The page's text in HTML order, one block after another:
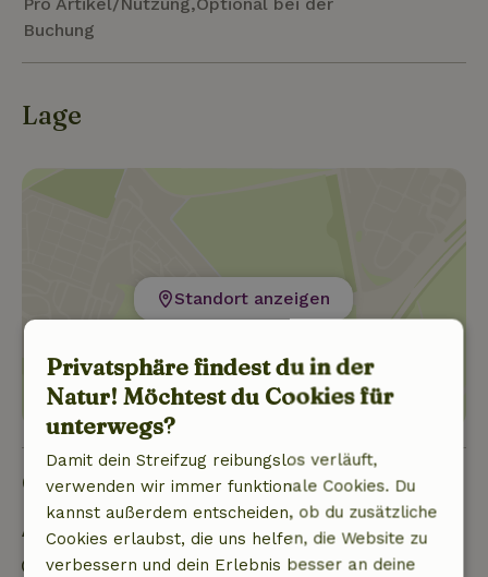
Buchung
Lage
Standort anzeigen
Gut zu wissen
Aufenthaltsdetails
Anreise: 15:00- 22:00
Privatsphäre findest du in der
Natur! Möchtest du Cookies für
unterwegs?
Damit dein Streifzug reibungslos verläuft,
verwenden wir immer funktionale Cookies. Du
kannst außerdem entscheiden, ob du zusätzliche
Cookies erlaubst, die uns helfen, die Website zu
verbessern und dein Erlebnis besser an deine